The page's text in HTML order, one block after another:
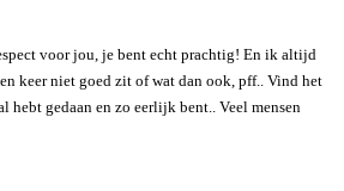
voor jou, je bent echt prachtig! En ik altijd
keer niet goed zit of wat dan ook, pff.. Vind het
hebt gedaan en zo eerlijk bent.. Veel mensen